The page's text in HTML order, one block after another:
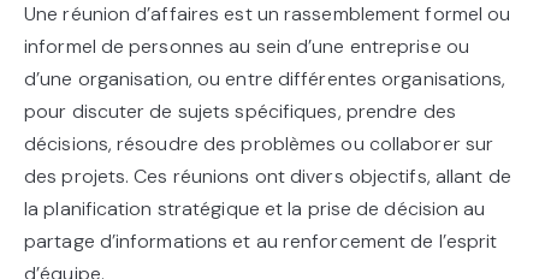
Une réunion d’affaires est un rassemblement formel ou
informel de personnes au sein d’une entreprise ou
d’une organisation, ou entre différentes organisations,
pour discuter de sujets spécifiques, prendre des
décisions, résoudre des problèmes ou collaborer sur
des projets. Ces réunions ont divers objectifs, allant de
la planification stratégique et la prise de décision au
partage d’informations et au renforcement de l’esprit
d’équipe.